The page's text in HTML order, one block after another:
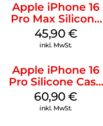
Apple iPhone 16
Pro Max Silicone
Case MagSafe
Ultramarine
45,90 €
inkl. MwSt.
Apple iPhone 16
Pro Silicone Case
MagSafe Stone
Gray
60,90€
inkl. MwSt.